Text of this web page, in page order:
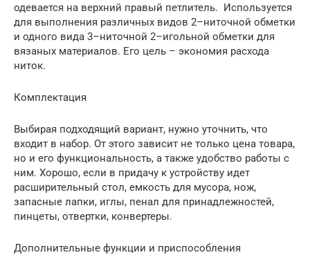
одевается на верхний правый петлитель. Используется
для выполнения различных видов 2–ниточной обметки
и одного вида 3–ниточной 2–игольной обметки для
вязаных материалов. Его цель – экономия расхода
ниток.
Комплектация
Выбирая подходящий вариант, нужно уточнить, что
входит в набор. От этого зависит не только цена товара,
но и его функциональность, а также удобство работы с
ним. Хорошо, если в придачу к устройству идет
расширительный стол, емкость для мусора, нож,
запасные лапки, иглы, пенал для принадлежностей,
пинцеты, отвертки, конвертеры.
Дополнительные функции и приспособления